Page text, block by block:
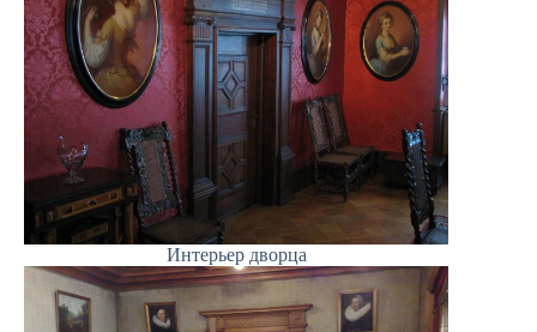
Интерьер дворца